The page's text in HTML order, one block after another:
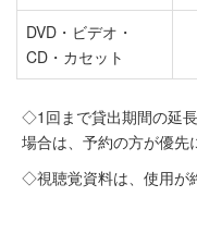
DVD・ビデオ・
CD・カセット
◇1回まで貸出期間の延
場合は、予約の方が優先
◇視聴覚資料は、使用が